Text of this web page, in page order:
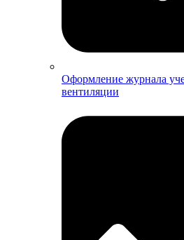
Оформление журнала
вентиляции